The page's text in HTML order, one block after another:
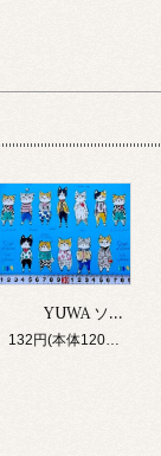
YUWA ソバカスキッズ Rough sketch（ブルー）
132円(本体120円、税12円)